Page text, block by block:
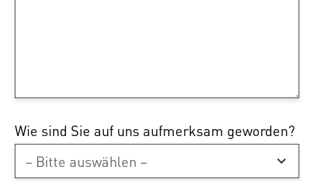
Wie sind Sie auf uns aufmerksam geworden?